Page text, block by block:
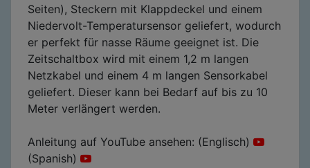
Seiten), Steckern mit Klappdeckel und einem
Niedervolt-Temperatursensor geliefert, wodurch
er perfekt für nasse Räume geeignet ist. Die
Zeitschaltbox wird mit einem 1,2 m langen
Netzkabel und einem 4 m langen Sensorkabel
geliefert. Dieser kann bei Bedarf auf bis zu 10
Meter verlängert werden.
Anleitung auf YouTube ansehen: (Englisch)
(Spanish)